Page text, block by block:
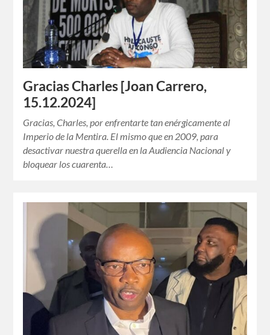
Gracias Charles [Joan Carrero,
15.12.2024]
Gracias, Charles, por enfrentarte tan enérgicamente al
Imperio de la Mentira. El mismo que en 2009, para
desactivar nuestra querella en la Audiencia Nacional y
bloquear los cuarenta…